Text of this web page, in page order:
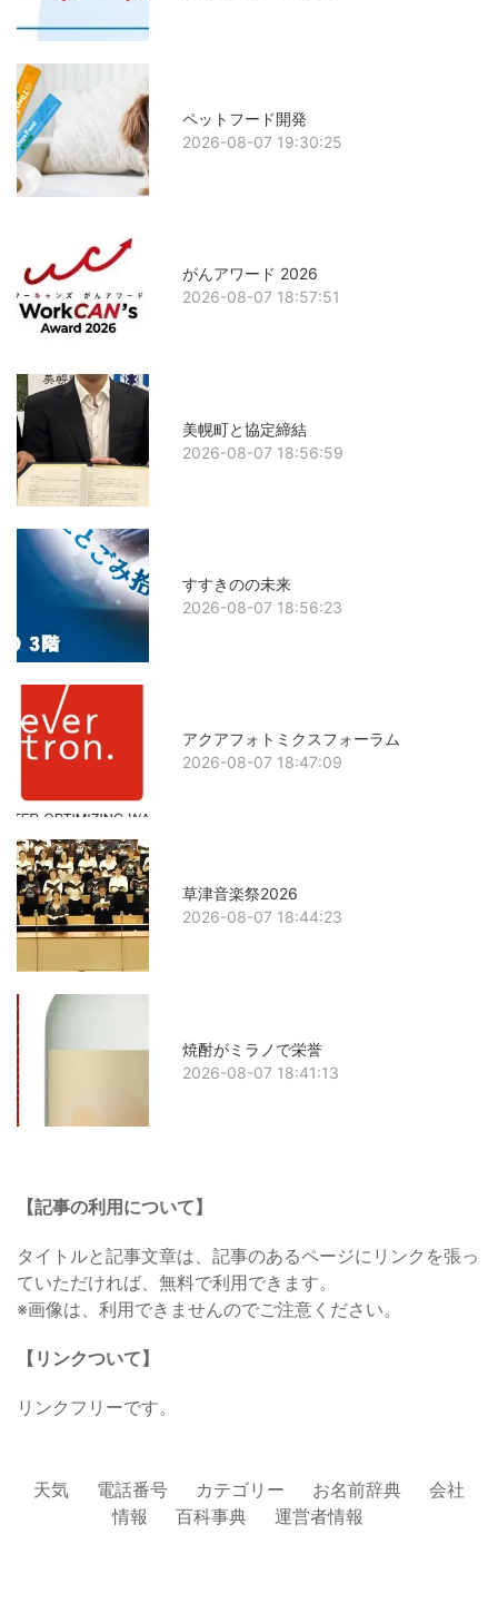
ペットフード開発
2026-08-07 19:30:25
がんアワード 2026
2026-08-07 18:57:51
美幌町と協定締結
2026-08-07 18:56:59
すすきのの未来
2026-08-07 18:56:23
アクアフォトミクスフォーラム
2026-08-07 18:47:09
草津音楽祭2026
2026-08-07 18:44:23
焼酎がミラノで栄誉
2026-08-07 18:41:13
【記事の利用について】
タイトルと記事文章は、記事のあるページにリンクを張っ
ていただければ、無料で利用できます。
※画像は、利用できませんのでご注意ください。
【リンクついて】
リンクフリーです。
天気 電話番号 カテゴリー お名前辞典
会社
情報
百科事典 運営者情報